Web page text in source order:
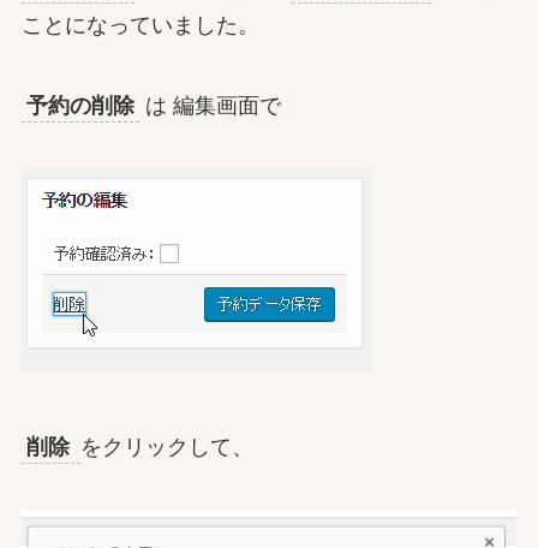
ことになっていました。
予約の削除 は 編集画面で
削除 をクリックして、